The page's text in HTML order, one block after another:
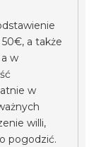
a także
w
w
willi,
pogodzić.